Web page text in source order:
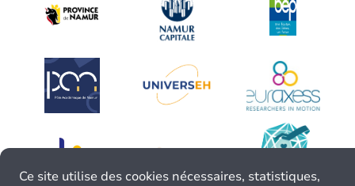
Ce site utilise des cookies nécessaires, statistiques,